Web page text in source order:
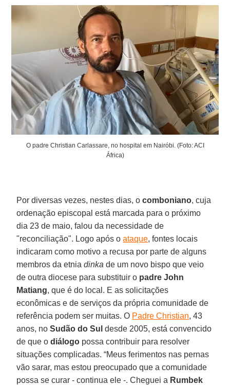
O padre Christian Carlassare, no hospital em Nairóbi. (Foto: ACI
África)
Por diversas vezes, nestes dias, ocomboniano, cuja
ordenação episcopal está marcada para o próximo
dia 23 de maio, falou da necessidade de
"reconciliação". Logo após oataque, fontes locais
indicaram como motivo a recusa por parte de alguns
membros da etniadinka de um novo bispo que veio
de outra diocese para substituir o padre John
Matiang, que é do local. E as solicitações
econômicas e de serviços da própria comunidade de
referência podem ser muitas. O Padre Christian, 43
anos, noSudão do Sul desde 2005, está convencido
de que odiálogo possa contribuir para resolver
situações complicadas. “Meus ferimentos nas pernas
vão sarar, mas estou preocupado que a comunidade
possa se curar - continua ele -. Cheguei a Rumbek